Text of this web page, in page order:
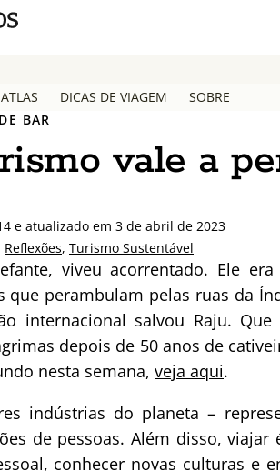
ATLAS DICAS DE VIAGEM SOBRE
BAR
vale a
e atualizado em 3 de abril de 2023
Reflexões, Turismo Sustentável
viveu acorrentado. Ele
perambulam pelas ruas da
internacional salvou Raju. Que
depois de 50 anos de
nesta semana, veja aqui.
indústrias do planeta –
de pessoas. Além disso,
conhecer novas culturas e